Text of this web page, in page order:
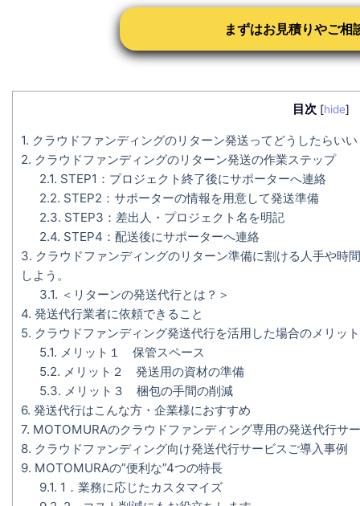
まずはお見積りやご相
目次 [hide]
1. クラウドファンディングのリターン発送ってどうしたらい
2. クラウドファンディングのリターン発送の作業ステップ
2.1. STEP1：プロジェクト終了後にサポーターへ連絡
2.2. STEP2：サポーターの情報を用意して発送準備
2.3. STEP3：差出人・プロジェクト名を明記
2.4. STEP4：配送後にサポーターへ連絡
3. クラウドファンディングのリターン準備に割ける人手や時
しよう。
3.1. ＜リターンの発送代行とは？＞
4. 発送代行業者に依頼できること
5. クラウドファンディング発送代行を活用した場合のメリット
5.1. メリット１ 保管スペース
5.2. メリット２ 発送用の資材の準備
5.3. メリット３ 梱包の手間の削減
6. 発送代行はこんな方・企業様におすすめ
7. MOTOMURAのクラウドファンディング専用の発送代行サ
8. クラウドファンディング向け発送代行サービスご導入事例
9. MOTOMURAの”便利な”4つの特長
9.1. 1．業務に応じたカスタマイズ